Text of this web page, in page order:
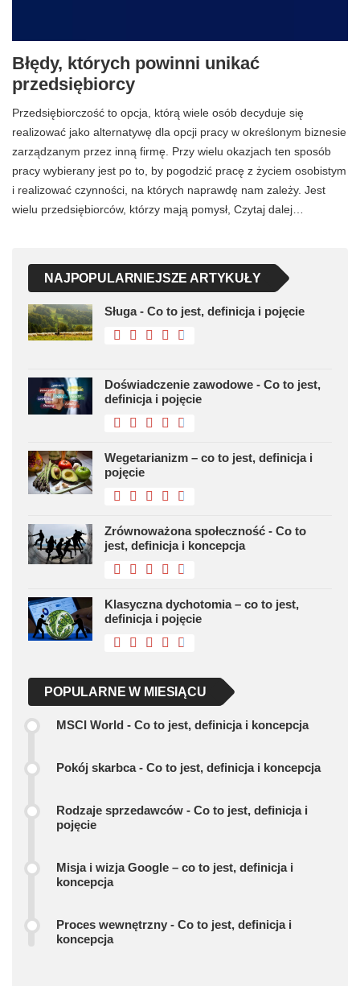
Błędy, których powinni unikać
przedsiębiorcy
Przedsiębiorczość to opcja, którą wiele osób decyduje się
realizować jako alternatywę dla opcji pracy w określonym biznesie
zarządzanym przez inną firmę. Przy wielu okazjach ten sposób
pracy wybierany jest po to, by pogodzić pracę z życiem osobistym
i realizować czynności, na których naprawdę nam zależy. Jest
wielu przedsiębiorców, którzy mają pomysł, Czytaj dalej…
NAJPOPULARNIEJSZE ARTYKUŁY
Sługa - Co to jest, definicja i pojęcie
Doświadczenie zawodowe - Co to jest,
definicja i pojęcie
Wegetarianizm – co to jest, definicja i
pojęcie
Zrównoważona społeczność - Co to
jest, definicja i koncepcja
Klasyczna dychotomia – co to jest,
definicja i pojęcie
POPULARNE W MIESIĄCU
MSCI World - Co to jest, definicja i koncepcja
Pokój skarbca - Co to jest, definicja i koncepcja
Rodzaje sprzedawców - Co to jest, definicja i
pojęcie
Misja i wizja Google – co to jest, definicja i
koncepcja
Proces wewnętrzny - Co to jest, definicja i
koncepcja